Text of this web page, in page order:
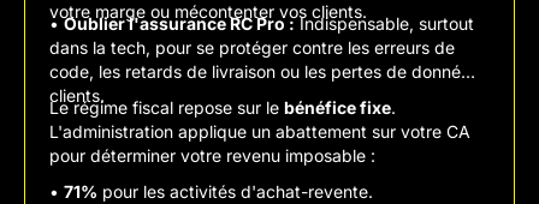
votre marge ou mécontenter vos clients.
•Oublier l'assurance RC Pro : Indispensable, surtout
dans la tech, pour se protéger contre les erreurs de
code, les retards de livraison ou les pertes de données
clients.
Le régime fiscal repose sur le bénéfice fixe.
L'administration applique un abattement sur votre CA
pour déterminer votre revenu imposable :
• 71% pour les activités d'achat-revente.